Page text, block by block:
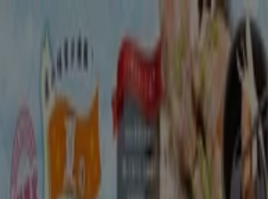
あなたはここにいる：
Featured スーパーマーケット ファッション
ホームセンター&
家電
カラオケ & エンター
スポーツ おもちゃ&子供向け商品
車&モーターバ